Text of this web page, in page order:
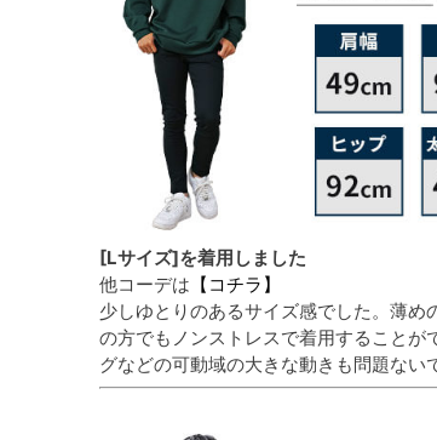
[Lサイズ]を着用しました
他コーデは 【コチラ】
少しゆとりのあるサイズ感でした。薄
の方でもノンストレスで着用すること
グなどの可動域の大きな動きも問題ない